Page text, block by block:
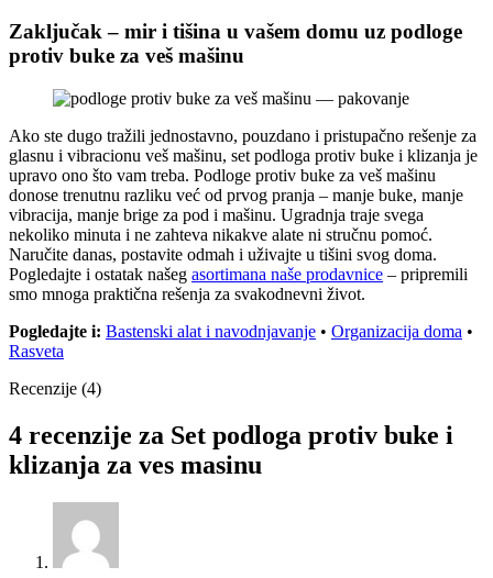
Zaključak – mir i tišina u vašem domu uz podloge
protiv buke za veš mašinu
Ako ste dugo tražili jednostavno, pouzdano i pristupačno rešenje za
glasnu i vibracionu veš mašinu, set podloga protiv buke i klizanja je
upravo ono što vam treba. Podloge protiv buke za veš mašinu
donose trenutnu razliku već od prvog pranja – manje buke, manje
vibracija, manje brige za pod i mašinu. Ugradnja traje svega
nekoliko minuta i ne zahteva nikakve alate ni stručnu pomoć.
Naručite danas, postavite odmah i uživajte u tišini svog doma.
Pogledajte i ostatak našeg asortimana naše prodavnice – pripremili
smo mnoga praktična rešenja za svakodnevni život.
Pogledajte i: Bastenski alat i navodnjavanje • Organizacija doma •
Rasveta
Recenzije (4)
4 recenzije za Set podloga protiv buke i
klizanja za ves masinu